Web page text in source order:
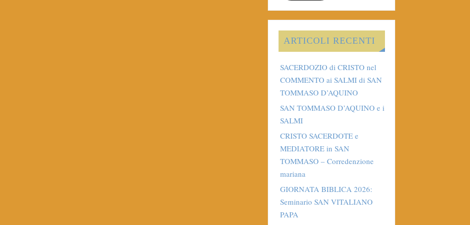
ARTICOLI RECENTI
SACERDOZIO di CRISTO nel
COMMENTO ai SALMI di SAN
TOMMASO D’AQUINO
SAN TOMMASO D’AQUINO e i
SALMI
CRISTO SACERDOTE e
MEDIATORE in SAN
TOMMASO – Corredenzione
mariana
GIORNATA BIBLICA 2026:
Seminario SAN VITALIANO
PAPA